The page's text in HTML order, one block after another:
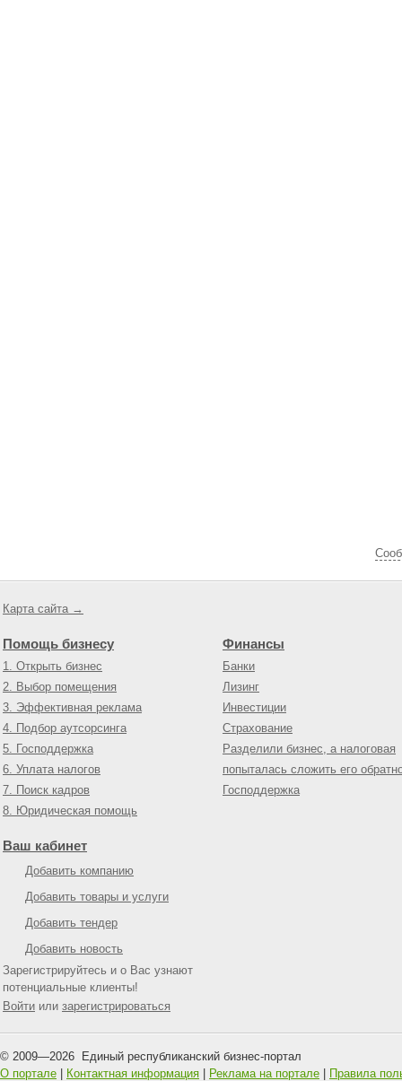
Карта сайта →
Помощь бизнесу
1. Открыть бизнес
2. Выбор помещения
3. Эффективная реклама
4. Подбор аутсорсинга
5. Господдержка
6. Уплата налогов
7. Поиск кадров
8. Юридическая помощь
Финансы
Банки
Лизинг
Инвестиции
Страхование
Разделили бизнес, а налоговая
попыталась сложить его
Господдержка
Ваш кабинет
Добавить компанию
Добавить товары и услуги
Добавить тендер
Добавить новость
Зарегистрируйтесь и о Вас узнают
потенциальные клиенты!
Войти или зарегистрироваться
© 2009—2026 Единый республиканский бизнес-портал
О портале
Контактная информация Реклама на портале Правила